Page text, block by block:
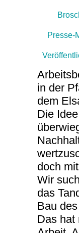
Presse-
in der
dem
Die
doch
Wir
das
Bau
Das hat